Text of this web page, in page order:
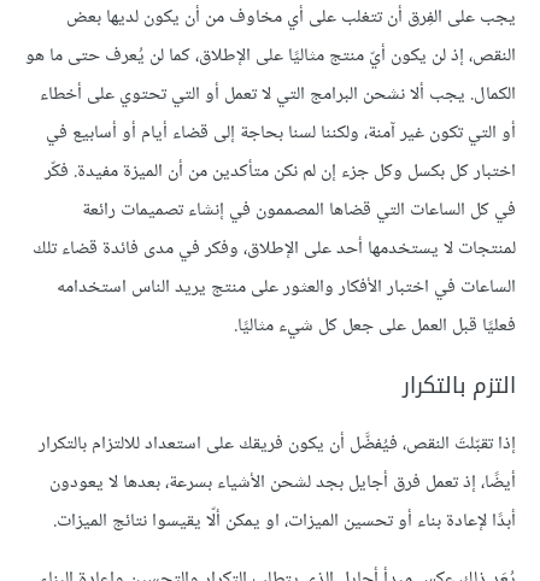
يجب على الفِرق أن تتغلب على أي مخاوف من أن يكون لديها بعض
النقص، إذ لن يكون أيّ منتج مثاليًا على الإطلاق، كما لن يُعرف حتى ما هو
الكمال. يجب ألا نشحن البرامج التي لا تعمل أو التي تحتوي على أخطاء
أو التي تكون غير آمنة، ولكننا لسنا بحاجة إلى قضاء أيام أو أسابيع في
اختبار كل بكسل وكل جزء إن لم نكن متأكدين من أن الميزة مفيدة. فكّر
في كل الساعات التي قضاها المصممون في إنشاء تصميمات رائعة
لمنتجات لا يستخدمها أحد على الإطلاق، وفكر في مدى فائدة قضاء تلك
الساعات في اختبار الأفكار والعثور على منتج يريد الناس استخدامه
فعليًا قبل العمل على جعل كل شيء مثاليًا.
التزم بالتكرار
إذا تقبّلتَ النقص، فيُفضَّل أن يكون فريقك على استعداد للالتزام بالتكرار
أيضًا، إذ تعمل فرق أجايل بجد لشحن الأشياء بسرعة، بعدها لا يعودون
أبدًا لإعادة بناء أو تحسين الميزات، او يمكن ألّا يقيسوا نتائج الميزات.